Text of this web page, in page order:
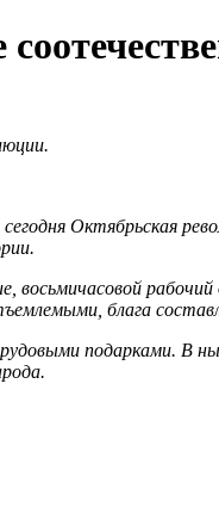
Октябрьская
восьмичасовой
блага
подарками. В